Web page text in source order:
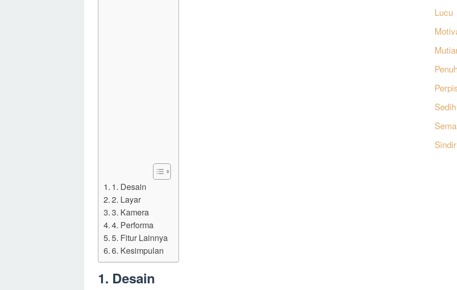
1. Desain
2. Layar
3. Kamera
4. Performa
5. Fitur Lainnya
6. Kesimpulan
1. Desain
Lucu
Sedih